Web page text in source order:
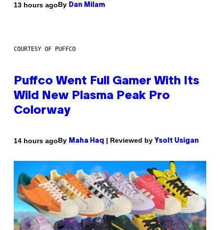
13 hours agoBy Dan Milam
COURTESY OF PUFFCO
Puffco Went Full Gamer With Its
Wild New Plasma Peak Pro
Colorway
14 hours agoBy Maha Haq | Reviewed by Ysolt Usigan